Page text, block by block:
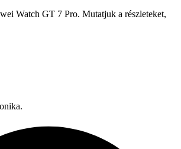
Watch GT 7 Pro. Mutatjuk a részleteket,